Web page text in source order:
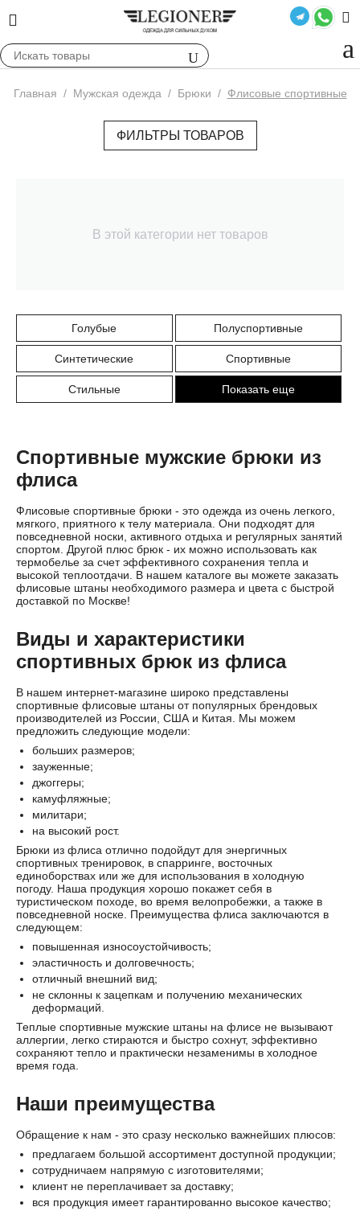
Главная / Мужская одежда / Брюки / Флисовые спортивные
ФИЛЬТРЫ ТОВАРОВ
В этой категории нет товаров
Голубые Полуспортивные
Синтетические Спортивные
Стильные Показать еще
Спортивные мужские брюки из
флиса
Флисовые спортивные брюки - это одежда из очень легкого,
мягкого, приятного к телу материала. Они подходят для
повседневной носки, активного отдыха и регулярных занятий
спортом. Другой плюс брюк - их можно использовать как
термобелье за счет эффективного сохранения тепла и
высокой теплоотдачи. В нашем каталоге вы можете заказать
флисовые штаны необходимого размера и цвета с быстрой
доставкой по Москве!
Виды и характеристики
спортивных брюк из флиса
В нашем интернет-магазине широко представлены
спортивные флисовые штаны от популярных брендовых
производителей из России, США и Китая. Мы можем
предложить следующие модели:
больших размеров;
зауженные;
джоггеры;
камуфляжные;
милитари;
на высокий рост.
Брюки из флиса отлично подойдут для энергичных
спортивных тренировок, в спарринге, восточных
единоборствах или же для использования в холодную
погоду. Наша продукция хорошо покажет себя в
туристическом походе, во время велопробежки, а также в
повседневной носке. Преимущества флиса заключаются в
следующем:
повышенная износоустойчивость;
эластичность и долговечность;
отличный внешний вид;
не склонны к зацепкам и получению механических
деформаций.
Теплые спортивные мужские штаны на флисе не вызывают
аллергии, легко стираются и быстро сохнут, эффективно
сохраняют тепло и практически незаменимы в холодное
время года.
Наши преимущества
Обращение к нам - это сразу несколько важнейших плюсов:
предлагаем большой ассортимент доступной продукции;
сотрудничаем напрямую с изготовителями;
клиент не переплачивает за доставку;
вся продукция имеет гарантированно высокое качество;